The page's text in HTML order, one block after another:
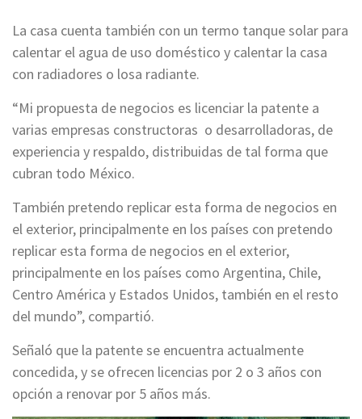
La casa cuenta también con un termo tanque solar para
calentar el agua de uso doméstico y calentar la casa
con radiadores o losa radiante.
“Mi propuesta de negocios es licenciar la patente a
varias empresas constructoras o desarrolladoras, de
experiencia y respaldo, distribuidas de tal forma que
cubran todo México.
También pretendo replicar esta forma de negocios en
el exterior, principalmente en los países con pretendo
replicar esta forma de negocios en el exterior,
principalmente en los países como Argentina, Chile,
Centro América y Estados Unidos, también en el resto
del mundo”, compartió.
Señaló que la patente se encuentra actualmente
concedida, y se ofrecen licencias por 2 o 3 años con
opción a renovar por 5 años más.